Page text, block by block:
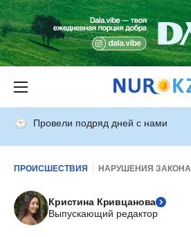
Провели подряд дней с нами
ПРОИСШЕСТВИЯ НАРУШЕНИЯ ЗАКОНА
Кристина Кривцанова
Выпускающий редактор